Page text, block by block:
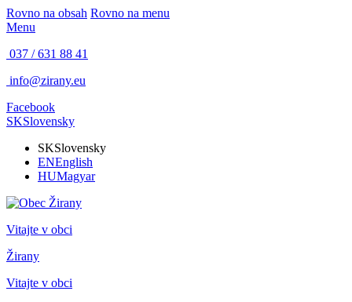
Rovno na obsah Rovno na menu
Menu
037 / 631 88 41
info@zirany.eu
Facebook
SKSlovensky
SKSlovensky
ENEnglish
HUMagyar
Vitajte v obci
Žirany
Vitajte v obci